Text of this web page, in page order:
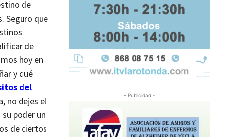
de
Seguro que
de
hoy en
y qué
del
no dejes el
poder un
de ciertos
- Publicidad -